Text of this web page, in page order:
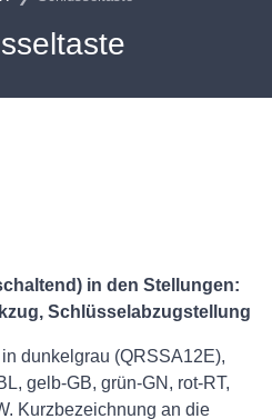
in den Stellungen:
Schlüsselabzugstellung
dunkelgrau (QRSSA12E),
gelb-GB, grün-GN, rot-RT,
Kurzbezeichnung an die